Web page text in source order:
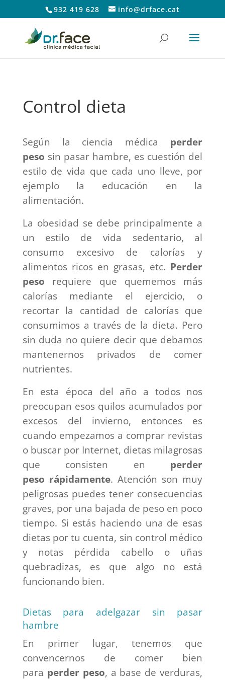
932 419 628 info@drface.cat
Control dieta
Según la ciencia médica perder
peso sin pasar hambre, es cuestión del
estilo de vida que cada uno lleve, por
ejemplo la educación en la
alimentación.
La obesidad se debe principalmente a
un estilo de vida sedentario, al
consumo excesivo de calorías y
alimentos ricos en grasas, etc. Perder
peso requiere que quememos más
calorías mediante el ejercicio, o
recortar la cantidad de calorías que
consumimos a través de la dieta. Pero
sin duda no quiere decir que debamos
mantenernos privados de comer
nutrientes.
En esta época del año a todos nos
preocupan esos quilos acumulados por
excesos del invierno, entonces es
cuando empezamos a comprar revistas
o buscar por Internet, dietas milagrosas
que consisten en perder
peso rápidamente. Atención son muy
peligrosas puedes tener consecuencias
graves, por una bajada de peso en poco
tiempo. Si estás haciendo una de esas
dietas por tu cuenta, sin control médico
y notas pérdida cabello o uñas
quebradizas, es que algo no está
funcionando bien.
Dietas para adelgazar sin pasar
hambre
En primer lugar, tenemos que
convencernos de comer bien
para perder peso, a base de verduras,